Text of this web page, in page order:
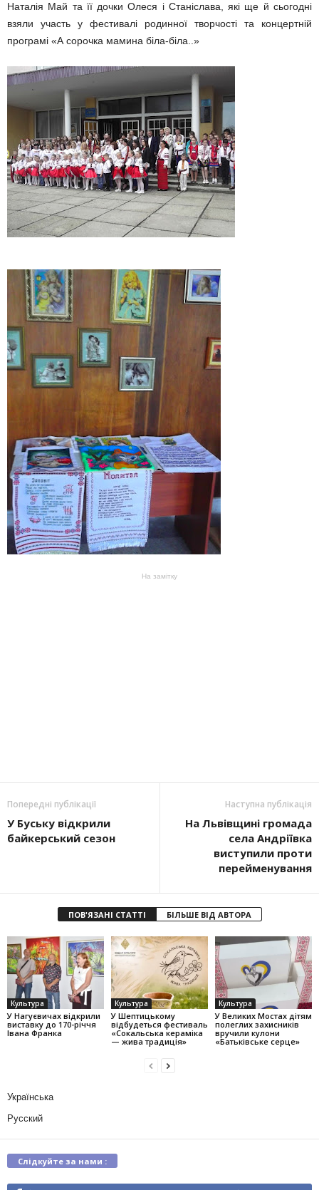
Наталія Май та її дочки Олеся і Станіслава, які ще й сьогодні
взяли участь у фестивалі родинної творчості та концертній
програмі «А сорочка мамина біла-біла..»
На замітку
Попередні публікації
У Буську відкрили
байкерський сезон
Наступна публікація
На Львівщині громада
села Андріївка
виступили проти
перейменування
ПОВ'ЯЗАНІ СТАТТІ БІЛЬШЕ ВІД АВТОРА
Культура
У Нагуєвичах відкрили
виставку до 170-річчя
Івана Франка
Культура
У Шептицькому
відбудеться фестиваль
«Сокальська кераміка
— жива традиція»
Культура
У Великих Мостах дітям
полеглих захисників
вручили кулони
«Батьківське серце»
Українська
Русский
Слідкуйте за нами :